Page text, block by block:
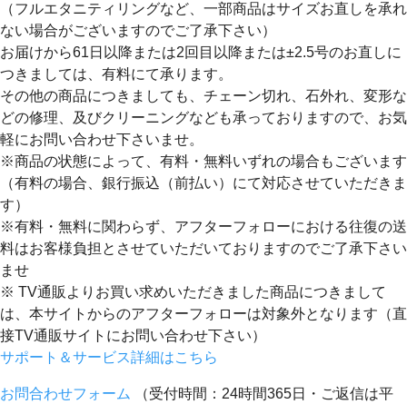
（フルエタニティリングなど、一部商品はサイズお直しを承れ
ない場合がございますのでご了承下さい）
お届けから61日以降または2回目以降または±2.5号のお直しに
つきましては、有料にて承ります。
その他の商品につきましても、チェーン切れ、石外れ、変形な
どの修理、及びクリーニングなども承っておりますので、お気
軽にお問い合わせ下さいませ。
※商品の状態によって、有料・無料いずれの場合もございます
（有料の場合、銀行振込（前払い）にて対応させていただきま
す）
※有料・無料に関わらず、アフターフォローにおける往復の送
料はお客様負担とさせていただいておりますのでご了承下さい
ませ
※ TV通販よりお買い求めいただきました商品につきまして
は、本サイトからのアフターフォローは対象外となります（直
接TV通販サイトにお問い合わせ下さい）
サポート＆サービス詳細はこちら
お問合わせフォーム
（受付時間：24時間365日・ご返信は平